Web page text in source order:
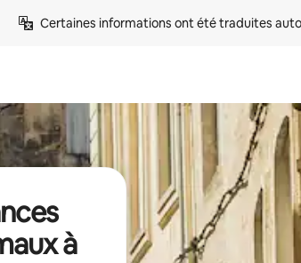
Certaines informations ont été traduites
à